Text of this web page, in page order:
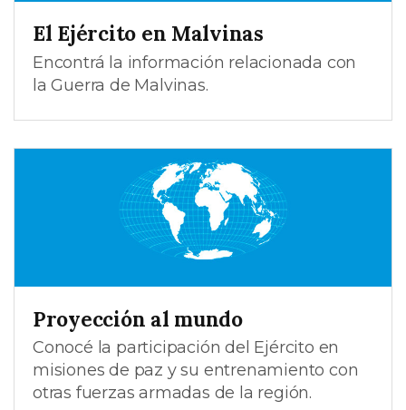
El Ejército en Malvinas
Encontrá la información relacionada con
la Guerra de Malvinas.
Proyección al mundo
Conocé la participación del Ejército en
misiones de paz y su entrenamiento con
otras fuerzas armadas de la región.